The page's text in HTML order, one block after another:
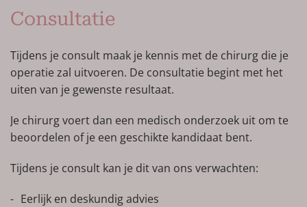
keuze hoef je echter niet zelf te maken, want onze
specialisten kijken samen met jou welke ingreep
Consultatie
Tijdens je consult maak je kennis met de chirurg die je
operatie zal uitvoeren. De consultatie begint met het
uiten van je gewenste resultaat.
Je chirurg voert dan een medisch onderzoek uit om te
beoordelen of je een geschikte kandidaat bent.
Tijdens je consult kan je dit van ons verwachten:
Eerlijk en deskundig advies